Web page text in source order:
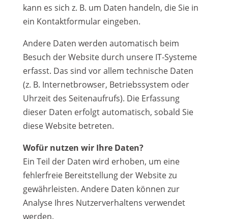
kann es sich z. B. um Daten handeln, die Sie in
ein Kontaktformular eingeben.
Andere Daten werden automatisch beim
Besuch der Website durch unsere IT-Systeme
erfasst. Das sind vor allem technische Daten
(z. B. Internetbrowser, Betriebssystem oder
Uhrzeit des Seitenaufrufs). Die Erfassung
dieser Daten erfolgt automatisch, sobald Sie
diese Website betreten.
Wofür nutzen wir Ihre Daten?
Ein Teil der Daten wird erhoben, um eine
fehlerfreie Bereitstellung der Website zu
gewährleisten. Andere Daten können zur
Analyse Ihres Nutzerverhaltens verwendet
werden.